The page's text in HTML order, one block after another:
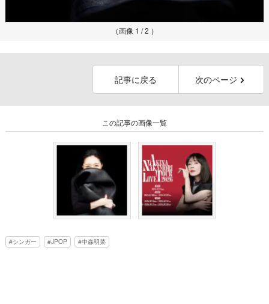
（画像 1 / 2 ）
記事に戻る 次のページ
この記事の画像一覧
シンガー JPOP 中森明菜